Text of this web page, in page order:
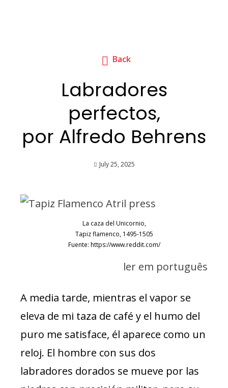
Back
Labradores
perfectos,
por Alfredo Behrens
July 25, 2025
La caza del Unicornio,
Tapiz flamenco, 1495-1505
Fuente: https://www.reddit.com/
ler em português
A media tarde, mientras el vapor se
eleva de mi taza de café y el humo del
puro me satisface, él aparece como un
reloj. El hombre con sus dos
labradores dorados se mueve por las